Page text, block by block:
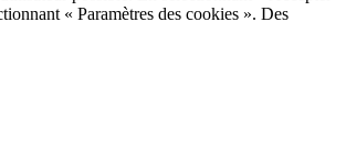
« Paramètres des cookies ». Des